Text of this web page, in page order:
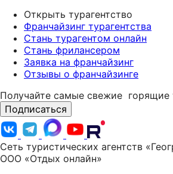
Открыть турагентство
Франчайзинг турагентства
Стань турагентом онлайн
Стань фрилансером
Заявка на франчайзинг
Отзывы о франчайзинге
Получайте самые свежие горящие
Подписаться
Сеть туристических агентств
ООО «Отдых онлайн»